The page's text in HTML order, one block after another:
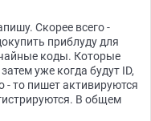
Скорее всего -
приблуду для
коды. Которые
уже когда будут ID,
- то пишет активируются
В общем